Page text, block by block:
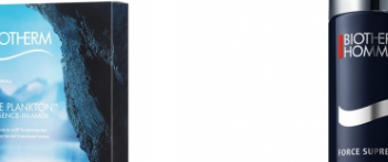
臺中國際機場(RMQ)
提醒您：
折扣通知